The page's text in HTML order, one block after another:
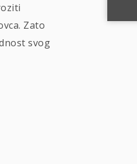
Zato
svog